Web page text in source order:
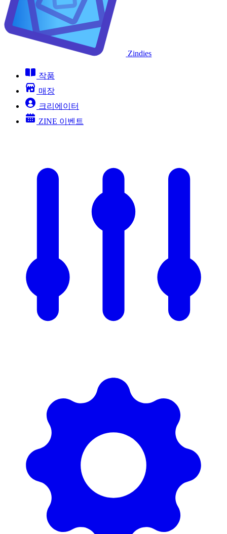
Zindies
작품
매장
크리에이터
ZINE 이벤트